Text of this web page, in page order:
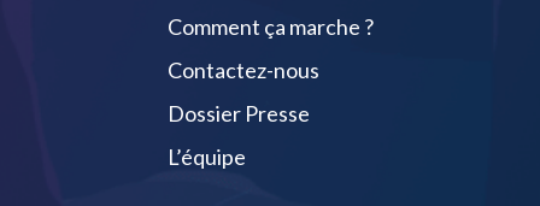
Comment ça marche ?
Contactez-nous
Dossier Presse
L’équipe